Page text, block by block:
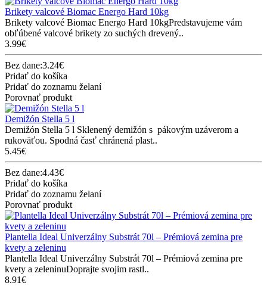
Brikety valcové Biomac Energo Hard 10kg
Brikety valcové Biomac Energo Hard 10kgPredstavujeme vám
obľúbené valcové brikety zo suchých drevený..
3.99€
Bez dane:3.24€
Pridať do košíka
Pridať do zoznamu želaní
Porovnať produkt
Demižón Stella 5 l
Demižón Stella 5 l Sklenený demižón s pákovým uzáverom a
rukoväťou. Spodná časť chránená plast..
5.45€
Bez dane:4.43€
Pridať do košíka
Pridať do zoznamu želaní
Porovnať produkt
Plantella Ideal Univerzálny Substrát 70l – Prémiová zemina pre
kvety a zeleninu
Plantella Ideal Univerzálny Substrát 70l – Prémiová zemina pre
kvety a zeleninuDoprajte svojim rastl..
8.91€